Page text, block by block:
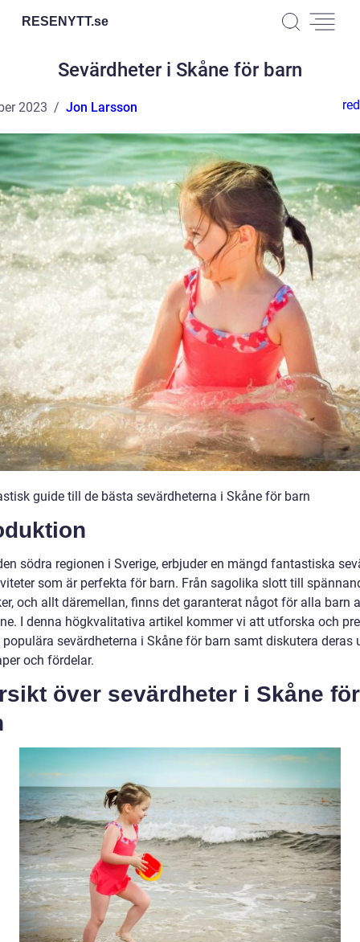
RESENYTT.se
Sevärdheter i Skåne för barn
2023 Jon Larsson
guide till de bästa sevärdheterna i Skåne för barn
södra regionen i Sverige, erbjuder en mängd fantastiska
som är perfekta för barn. Från sagolika slott till
och allt däremellan, finns det garanterat något för alla barn
I denna högkvalitativa artikel kommer vi att utforska och
populära sevärdheterna i Skåne för barn samt diskutera deras
och fördelar.
över sevärdheter i Skåne för